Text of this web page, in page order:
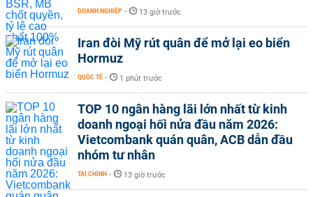
DOANH NGHIỆP - 13 giờ trước
Iran đòi Mỹ rút quân để mở lại eo biển
Hormuz
QUỐC TẾ - 1 phút trước
TOP 10 ngân hàng lãi lớn nhất từ kinh
doanh ngoại hối nửa đầu năm 2026:
Vietcombank quán quân, ACB dẫn đầu
nhóm tư nhân
TÀI CHÍNH - 13 giờ trước